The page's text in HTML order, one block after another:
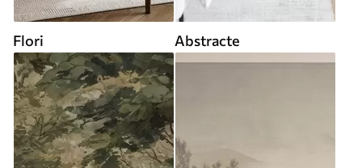
Flori Abstracte